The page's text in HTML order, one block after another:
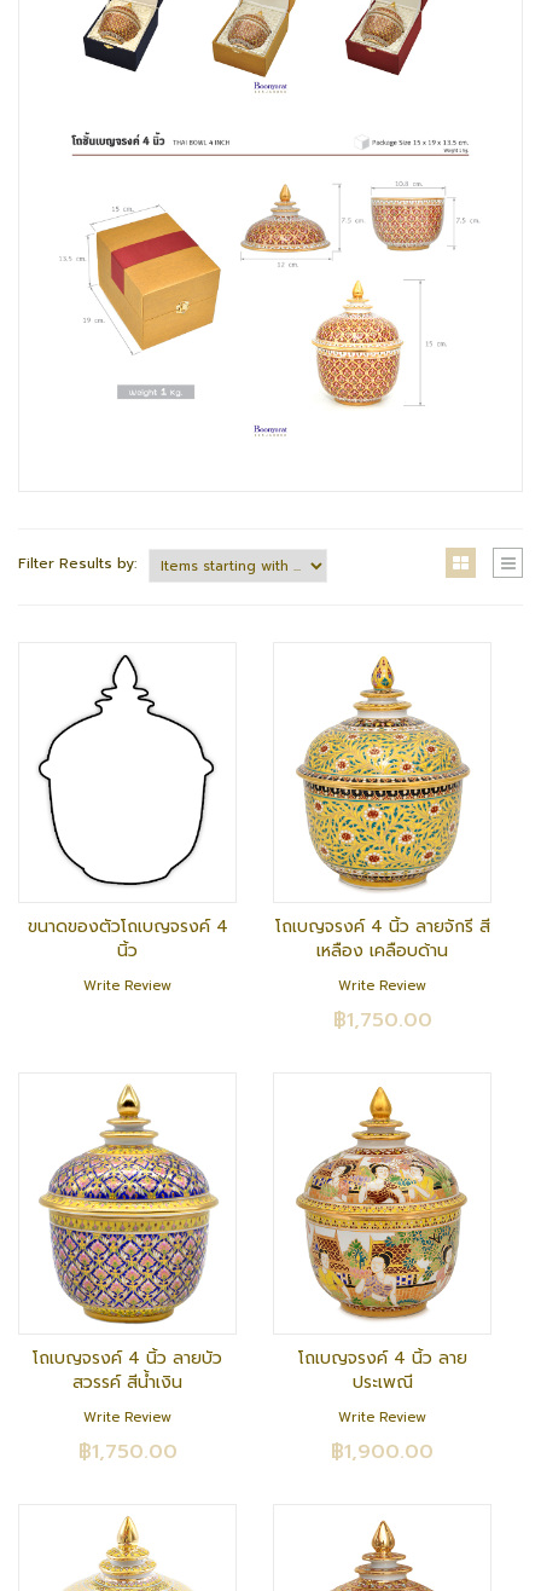
Filter Results by:
ขนาดของตัวโถเบญจรงค์ 4
นิ้ว
Write Review
โถเบญจรงค์ 4 นิ้ว ลายจักรี สี
เหลือง เคลือบด้าน
Write Review
฿1,750.00
โถเบญจรงค์ 4 นิ้ว ลายบัว
สวรรค์ สีน้ำเงิน
Write Review
฿1,750.00
โถเบญจรงค์ 4 นิ้ว ลาย
ประเพณี
Write Review
฿1,900.00